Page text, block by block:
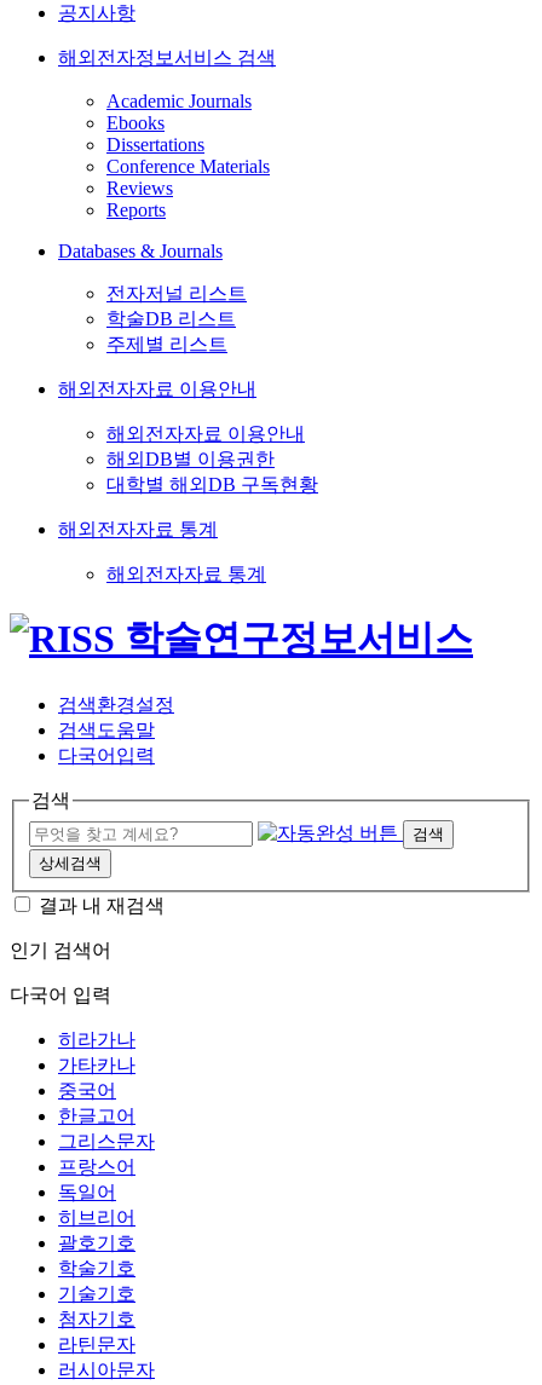
공지사항
해외전자정보서비스 검색
Academic Journals
Ebooks
Dissertations
Conference Materials
Reviews
Reports
Databases & Journals
전자저널 리스트
학술DB 리스트
주제별 리스트
해외전자자료 이용안내
해외전자자료 이용안내
해외DB별 이용권한
대학별 해외DB 구독현황
해외전자자료 통계
해외전자자료 통계
검색환경설정
검색도움말
다국어입력
검색
검색
상세검색
결과 내 재검색
인기 검색어
다국어 입력
히라가나
가타카나
중국어
한글고어
그리스문자
프랑스어
독일어
히브리어
괄호기호
학술기호
기술기호
첨자기호
라틴문자
러시아문자